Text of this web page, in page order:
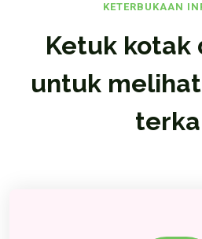
KETERBUKAAN
Ketuk kotak
untuk melihat